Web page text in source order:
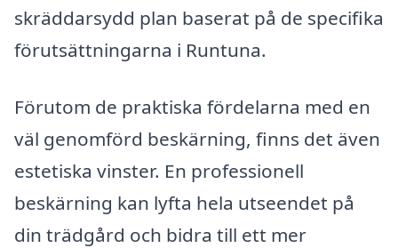
skräddarsydd plan baserat på de specifika
förutsättningarna i Runtuna.
Förutom de praktiska fördelarna med en
väl genomförd beskärning, finns det även
estetiska vinster. En professionell
beskärning kan lyfta hela utseendet på
din trädgård och bidra till ett mer